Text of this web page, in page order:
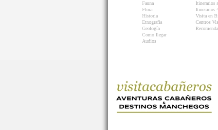
Fauna
Flora
Historia
Etnografía
Geología
Como llegar
Audios
Itinerarios
Itinerarios
Visita en
Centros